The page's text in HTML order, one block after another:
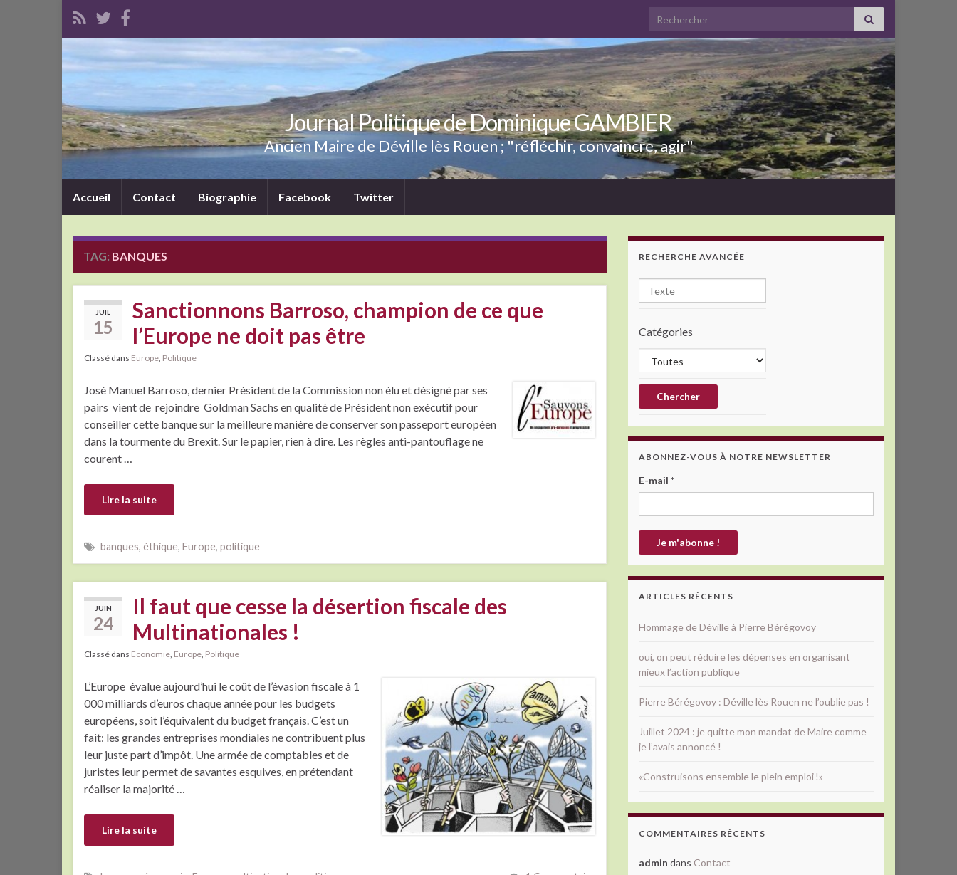
Search for:
Journal Politique de Dominique GAMBIER
Ancien Maire de Déville lès Rouen ; "réfléchir, convaincre, agir"
Accueil Contact Biographie Facebook Twitter
TAG: BANQUES
JUIL
15
Sanctionnons Barroso, champion de ce que
l’Europe ne doit pas être
Classé dans Europe, Politique
José Manuel Barroso, dernier Président de la Commission non élu et désigné par ses
pairs vient de rejoindre Goldman Sachs en qualité de Président non exécutif pour
conseiller cette banque sur la meilleure manière de conserver son passeport européen
dans la tourmente du Brexit. Sur le papier, rien à dire. Les règles anti-pantouflage ne
courent …
Lire la suite
banques, éthique, Europe, politique
JUIN
24
Il faut que cesse la désertion fiscale des
Multinationales !
Classé dans Economie, Europe, Politique
L’Europe évalue aujourd’hui le coût de l’évasion fiscale à 1
000 milliards d’euros chaque année pour les budgets
européens, soit l’équivalent du budget français. C’est un
fait: les grandes entreprises mondiales ne contribuent plus
leur juste part d’impôt. Une armée de comptables et de
juristes leur permet de savantes esquives, en prétendant
réaliser la majorité …
Lire la suite
RECHERCHE AVANCÉE
Catégories
ABONNEZ-VOUS À NOTRE NEWSLETTER
E-mail *
ARTICLES RÉCENTS
Hommage de Déville à Pierre Bérégovoy
oui, on peut réduire les dépenses en organisant
mieux l’action publique
Pierre Bérégovoy : Déville lès Rouen ne l’oublie pas !
Juillet 2024 : je quitte mon mandat de Maire comme
je l’avais annoncé !
«Construisons ensemble le plein emploi !»
COMMENTAIRES RÉCENTS
admin dans Contact